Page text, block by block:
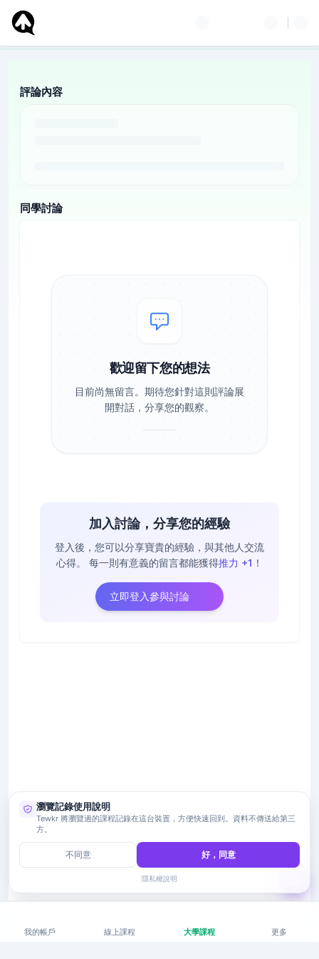
評論內容
同學討論
歡迎留下您的想法
目前尚無留言。期待您針對這則評論展
開對話，分享您的觀察。
加入討論，分享您的經驗
登入後，您可以分享寶貴的經驗，與其他人交流
心得。
每一則有意義的留言都能獲得推力 +1 ！
立即登入參與討論
我的帳戶 線上課程 大學課程 更多
瀏覽記錄使用說明
Tewkr 將瀏覽過的課程記錄在這台裝置，方便快速回到。資料不傳送給第三
方。
不同意 好，同意
隱私權說明